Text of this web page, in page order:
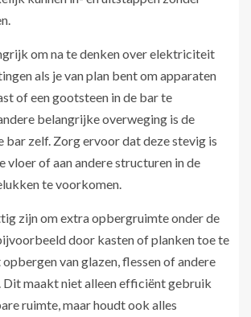
om na te denken over elektriciteit
als je van plan bent om apparaten
of een gootsteen in de bar te
belangrijke overweging is de
bar zelf. Zorg ervoor dat deze stevig is
vloer of aan andere structuren in de
te voorkomen.
zijn om extra opbergruimte onder de
door kasten of planken toe te
van glazen, flessen of andere
Dit maakt niet alleen efficiënt gebruik
ruimte, maar houdt ook alles